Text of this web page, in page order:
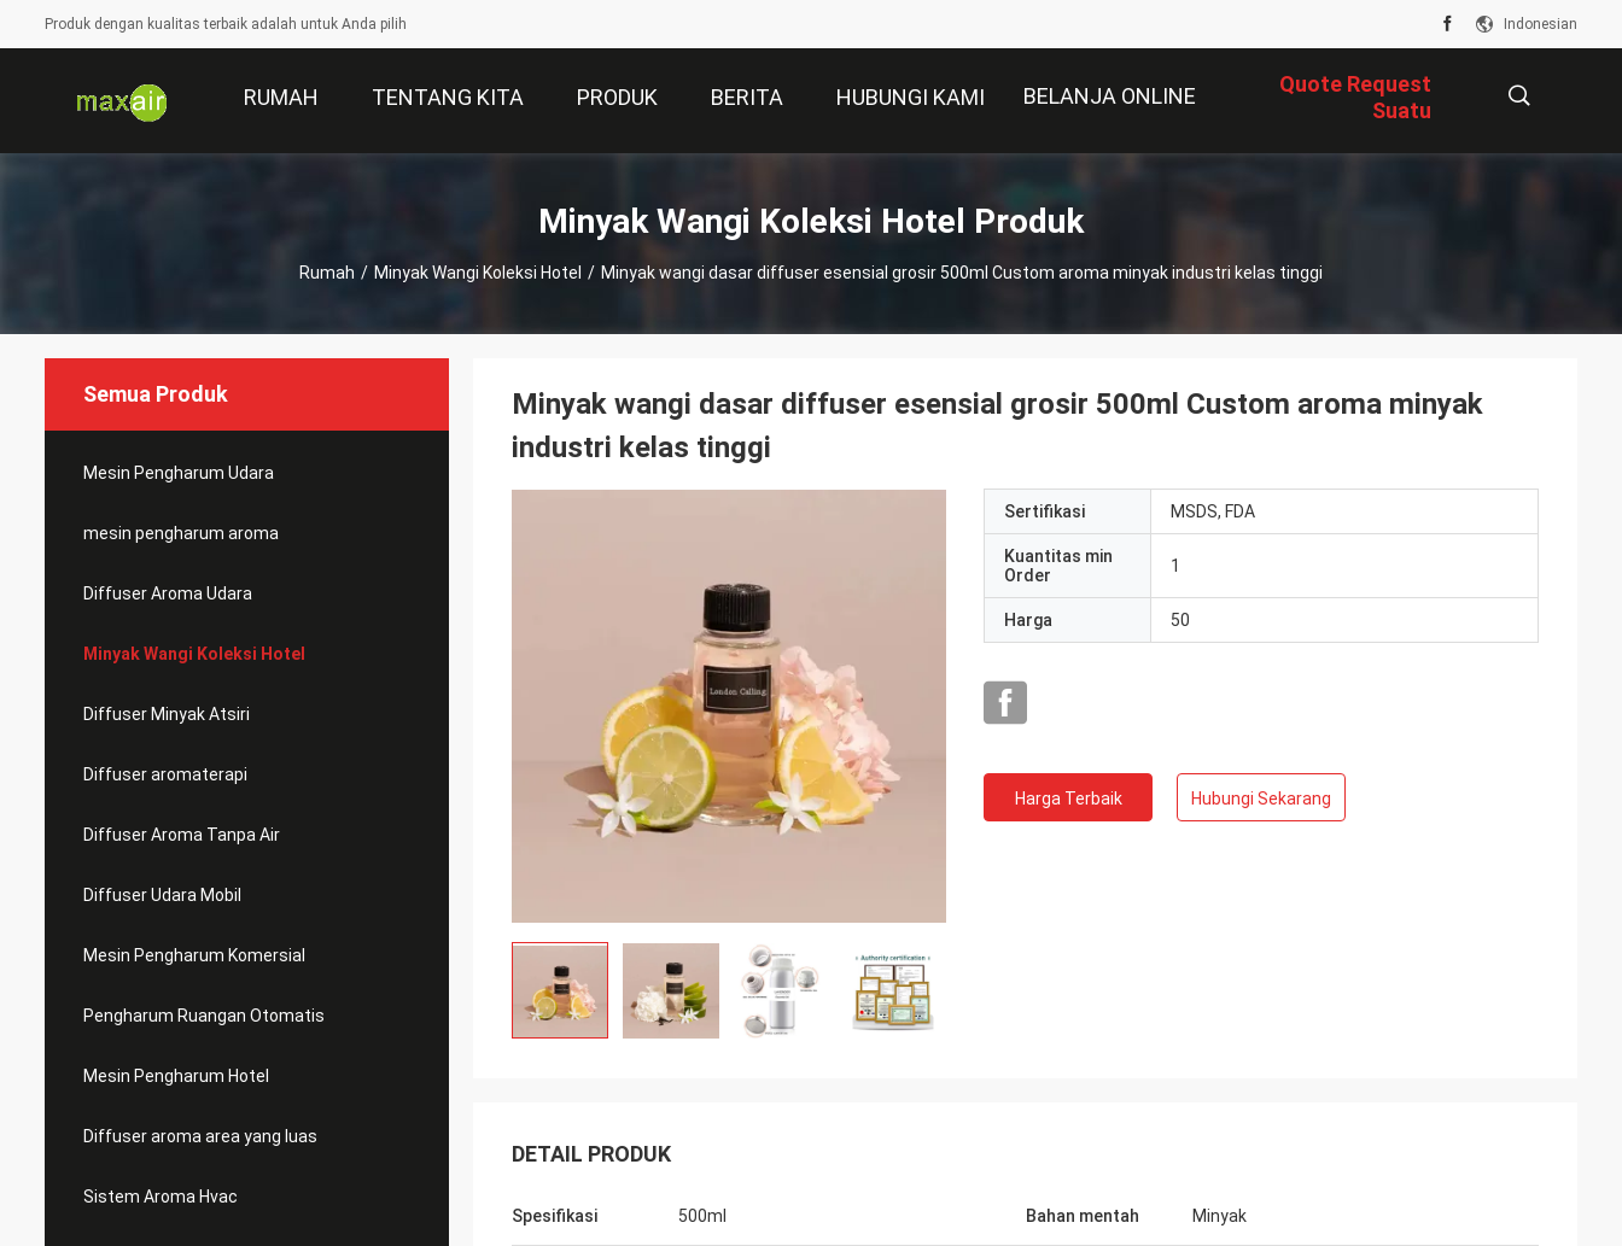
Produk dengan kualitas terbaik adalah untuk Anda pilih Indonesian
RUMAH TENTANG KITA PRODUK BERITA HUBUNGI KAMI BELANJA ONLINE
Quote Request
Suatu
Minyak Wangi Koleksi Hotel Produk
Rumah / Minyak Wangi Koleksi Hotel / Minyak wangi dasar diffuser esensial grosir 500ml Custom aroma minyak industri kelas tinggi
Semua Produk
Mesin Pengharum Udara
mesin pengharum aroma
Diffuser Aroma Udara
Minyak Wangi Koleksi Hotel
Diffuser Minyak Atsiri
Diffuser aromaterapi
Diffuser Aroma Tanpa Air
Diffuser Udara Mobil
Mesin Pengharum Komersial
Pengharum Ruangan Otomatis
Mesin Pengharum Hotel
Diffuser aroma area yang luas
Sistem Aroma Hvac
Minyak wangi dasar diffuser esensial grosir 500ml Custom aroma minyak
industri kelas tinggi
Sertifikasi MSDS, FDA
Kuantitas min
Order
1
Harga 50
Harga Terbaik Hubungi Sekarang
DETAIL PRODUK
Spesifikasi 500ml Bahan mentah Minyak